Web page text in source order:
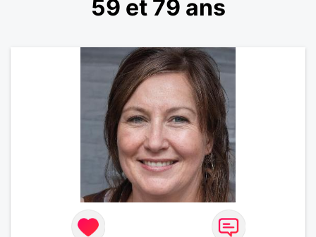
59 et 79 ans